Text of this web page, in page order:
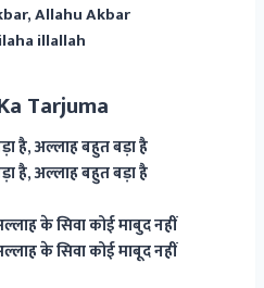
Allahu Akbar
illallah
Tarjuma
है, अल्लाह बहुत बड़ा है
है, अल्लाह बहुत बड़ा है
के सिवा कोई माबुद नहीं
के सिवा कोई माबूद नहीं